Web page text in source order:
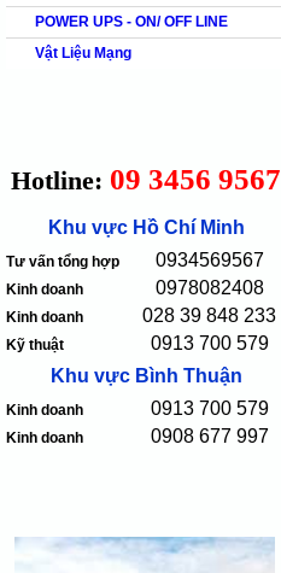
POWER UPS - ON/ OFF LINE
Vật Liệu Mạng
Hotline: 09 3456 9567
Khu vực Hồ Chí Minh
Tư vấn tổng hợp 0934569567
Kinh doanh 0978082408
Kinh doanh 028 39 848 233
Kỹ thuật
0913 700 579
Khu vực Bình Thuận
Kinh doanh 0913 700 579
Kinh doanh 0908 677 997